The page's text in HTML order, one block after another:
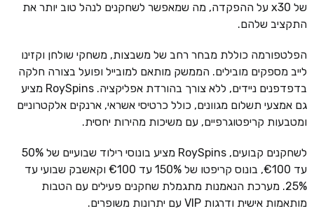
של x30 על ההפקדה, מה שמאפשר לשחקנים לנהל טוב יותר את
התקציב שלהם.
הפלטפורמה כוללת מבחר רחב של משבצות, משחקי שולחן וקזינו
לייב מספקים מובילים. הממשק מותאם למובייל ופועל בצורה חלקה
בדפדפנים ניידים, ללא צורך בהורדת אפליקציה. RoySpins מציע
גם אמצעי תשלום מגוונים, כולל כרטיסי אשראי, ארנקים אלקטרוניים
ומטבעות קריפטוגרפיים, עם משיכות מהירות יחסית.
לשחקנים קבועים, RoySpins מציע בונוסי רילוד שבועיים של 50%
עד €100, בונוס קריפטו של 150% עד €100 וקאשבק שבועי עד
25%. מערכת הנאמנות מתגמלת שחקנים פעילים עם הטבות
מותאמות אישית ודרגות VIP עם יתרונות משופרים.